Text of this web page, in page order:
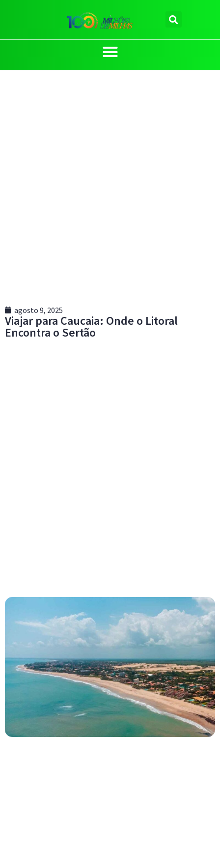
agosto 9, 2025
Viajar para Caucaia: Onde o Litoral
Encontra o Sertão